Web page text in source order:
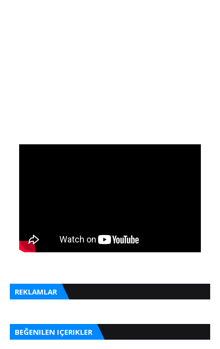
REKLAMLAR
BEĞENILEN IÇERIKLER